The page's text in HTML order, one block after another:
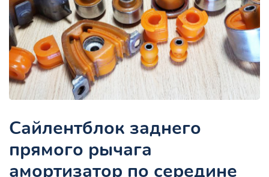
Cайлентблок заднего
прямого рычага
амортизатор по середине